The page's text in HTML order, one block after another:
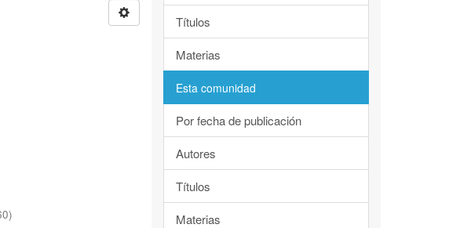
)
Títulos
Materias
Esta comunidad
Por fecha de publicación
Autores
Títulos
Materias